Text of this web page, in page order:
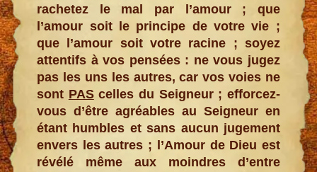
rachetez le mal par l’amour ; que
l’amour soit le principe de votre vie ;
que l’amour soit votre racine ; soyez
attentifs à vos pensées : ne vous jugez
pas les uns les autres, car vos voies ne
sont PAScelles du Seigneur ; efforcez-
vous d’être agréables au Seigneur en
étant humbles et sans aucun jugement
envers les autres ; l’Amour de Dieu est
révélé même aux moindres d’entre